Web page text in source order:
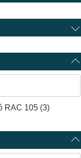
RAC 105 (3)